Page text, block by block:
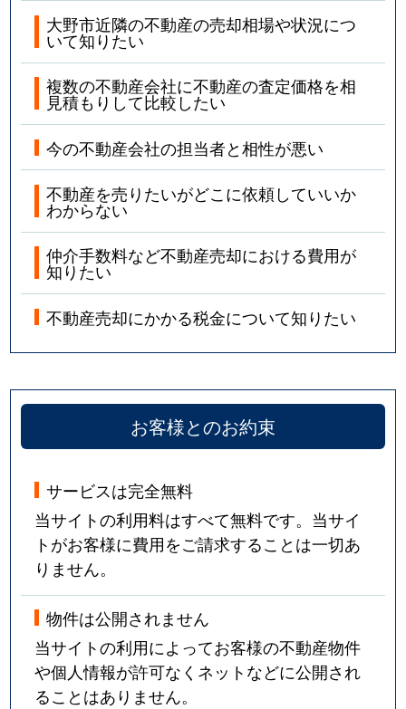
大野市近隣の不動産の売却相場や状況につ
いて知りたい
複数の不動産会社に不動産の査定価格を相
見積もりして比較したい
今の不動産会社の担当者と相性が悪い
不動産を売りたいがどこに依頼していいか
わからない
仲介手数料など不動産売却における費用が
知りたい
不動産売却にかかる税金について知りたい
お客様とのお約束
サービスは完全無料
当サイトの利用料はすべて無料です。当サイ
トがお客様に費用をご請求することは一切あ
りません。
物件は公開されません
当サイトの利用によってお客様の不動産物件
や個人情報が許可なくネットなどに公開され
ることはありません。